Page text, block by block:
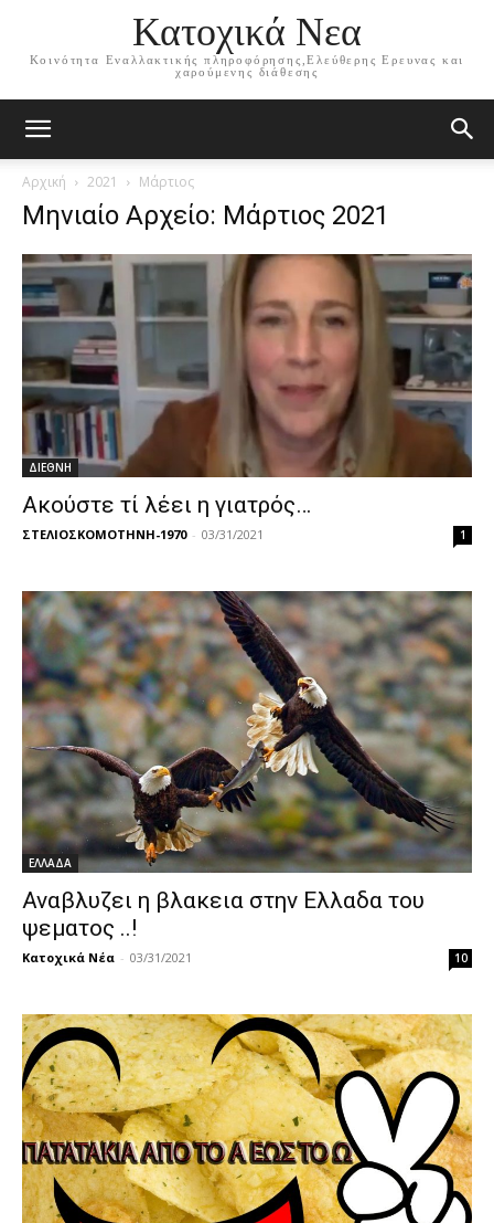
Κατοχικά Νεα
Κοινότητα Εναλλακτικής πληροφόρησης,Ελεύθερης Ερευνας και
χαρούμενης διάθεσης
Αρχική 2021 Μάρτιος
Μηνιαίο Αρχείο: Μάρτιος 2021
ΔΙΕΘΝΗ
Ακούστε τί λέει η γιατρός…
ΣΤΕΛΙΟΣΚΟΜΟΤΗΝΗ-1970 - 03/31/2021 1
ΕΛΛΑΔΑ
Αναβλυζει η βλακεια στην Ελλαδα του
ψεματος ..!
Κατοχικά Νέα - 03/31/2021 10